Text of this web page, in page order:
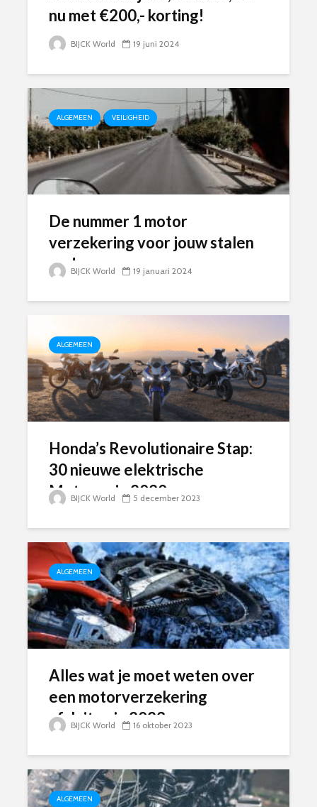
nu met €200,- korting!
BIJCK World 19 juni 2024
ALGEMEEN VEILIGHEID
De nummer 1 motor
verzekering voor jouw stalen
ros!BIJCK World 19 januari 2024
ALGEMEEN
Honda’s Revolutionaire Stap:
30 nieuwe elektrische
Motoren in 2030
BIJCK World 5 december 2023
ALGEMEEN
Alles wat je moet weten over
een motorverzekering
afsluiten in 2023.
BIJCK World 16 oktober 2023
ALGEMEEN